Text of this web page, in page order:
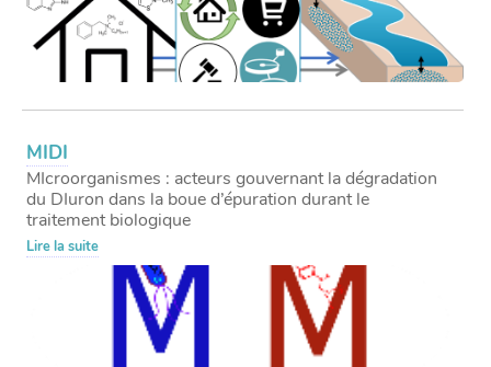
MIDI
MIcroorganismes : acteurs gouvernant la dégradation
du DIuron dans la boue d’épuration durant le
traitement biologique
Lire la suite